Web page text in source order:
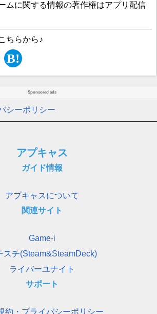
ムに関する情報の著作権はアプリ配信
ちらから♪
Sponsored ads
シーポリシー
アプキャス
ガイド情報
アプキャスについて
関連サイト
Game-i
スチ(Steam&SteamDeck)
ライバーユナイト
サポート
約・プライバシーポリシー